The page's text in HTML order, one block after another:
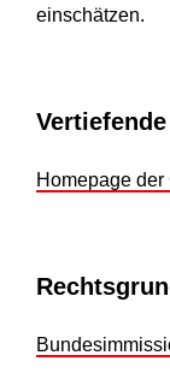
einschätzen.
Homepage